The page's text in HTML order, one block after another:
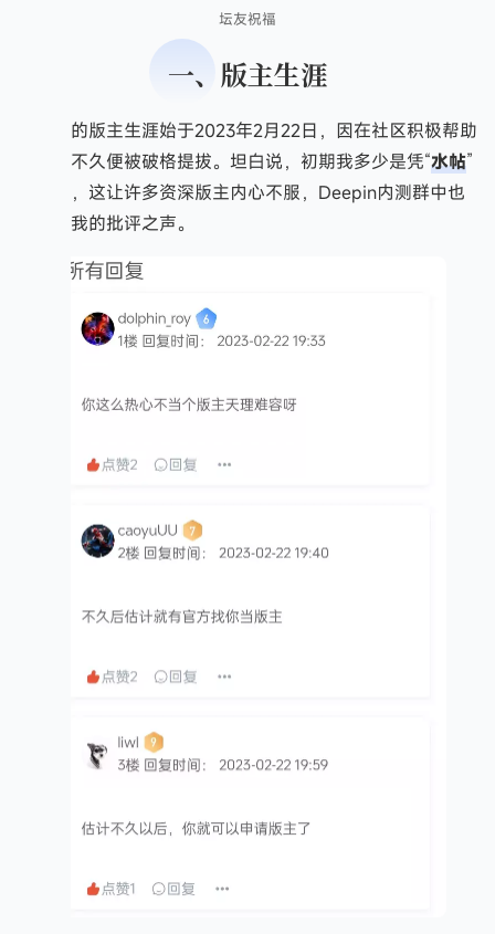
坛友祝福
一、版主生涯
我的版主生涯始于2023年2月22日，因在社区积极帮助
用户，不久便被破格提拔。坦白说，初期我多少是凭“水帖”
上位的，这让许多资深版主内心不服，Deepin内测群中也
常有对我的批评之声。